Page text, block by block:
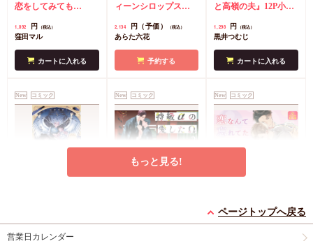
ット】
恋をしてみても
ド2枚セット
1,892 円 （税込）
窪田マル
カートに入れる
ルスタンド】
ィーンシロップス
クリルスタンド
店舗共通特典ペー
パー
2,134 円（予価） （税込）
あらた六花
予約する
と高嶺の夫』12P小冊
ーフレット
1,298 円 （税込）
黒井つむじ
カートに入れる
New コミック
冊子】
有償特典・『灯台守と
かもめの子（3）』
New コミック
フレット
New コミック
償特典・小冊子】
有償特典・『恋なんて
もっと見る!
ページトップへ戻る
営業日カレンダー